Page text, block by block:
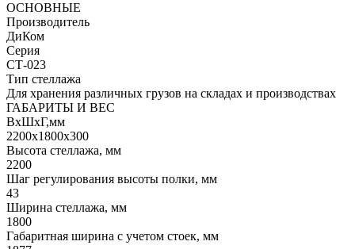
ОСНОВНЫЕ
Производитель
ДиКом
Серия
СТ-023
Тип стеллажа
Для хранения различных грузов на складах и производствах
ГАБАРИТЫ И ВЕС
ВхШхГ,мм
2200x1800x300
Высота стеллажа, мм
2200
Шаг регулирования высоты полки, мм
43
Ширина стеллажа, мм
1800
Габаритная ширина с учетом стоек, мм